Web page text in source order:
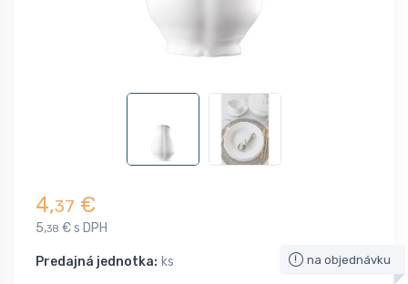
4,37 €
5,38 € s DPH
Predajná jednotka: ks na objednávku